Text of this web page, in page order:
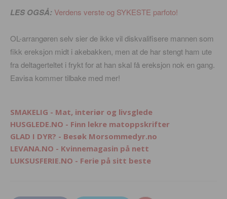
LES OGSÅ:Verdens verste og SYKESTE parfoto!
OL-arrangøren selv sier de ikke vil diskvalifisere mannen som
fikk ereksjon midt i akebakken, men at de har stengt ham ute
fra deltagerteltet i frykt for at han skal få ereksjon nok en gang.
Eavisa kommer tilbake med mer!
SMAKELIG - Mat, interiør og livsglede
HUSGLEDE.NO - Finn lekre matoppskrifter
GLAD I DYR? - Besøk Morsommedyr.no
LEVANA.NO - Kvinnemagasin på nett
LUKSUSFERIE.NO - Ferie på sitt beste